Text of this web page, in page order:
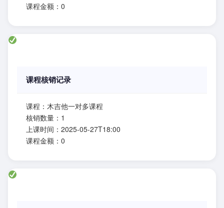
课程金额：0
课程核销记录
课程：木吉他一对多课程
核销数量：1
上课时间：2025-05-27T18:00
课程金额：0